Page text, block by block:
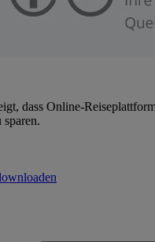
dass Online-